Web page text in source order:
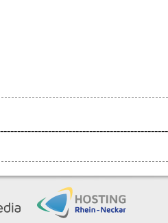
------------------------------------------------